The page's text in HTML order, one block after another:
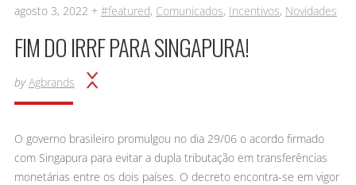
agosto 3, 2022 + #featured, Comunicados, Incentivos, Novidades
FIM DO IRRF PARA SINGAPURA!
by Agbrands
O governo brasileiro promulgou no dia 29/06 o acordo firmado
com Singapura para evitar a dupla tributação em transferências
monetárias entre os dois países. O decreto encontra-se em vigor